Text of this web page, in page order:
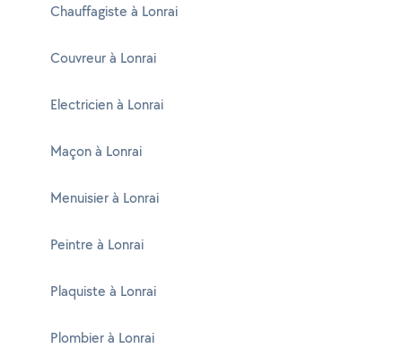
Chauffagiste à Lonrai
Couvreur à Lonrai
Electricien à Lonrai
Maçon à Lonrai
Menuisier à Lonrai
Peintre à Lonrai
Plaquiste à Lonrai
Plombier à Lonrai